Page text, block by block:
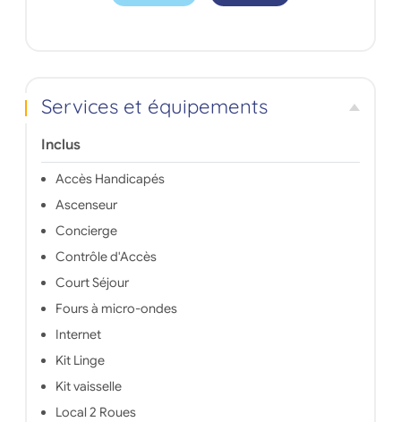
Services et équipements
Inclus
Accès Handicapés
Ascenseur
Concierge
Contrôle d'Accès
Court Séjour
Fours à micro-ondes
Internet
Kit Linge
Kit vaisselle
Local 2 Roues